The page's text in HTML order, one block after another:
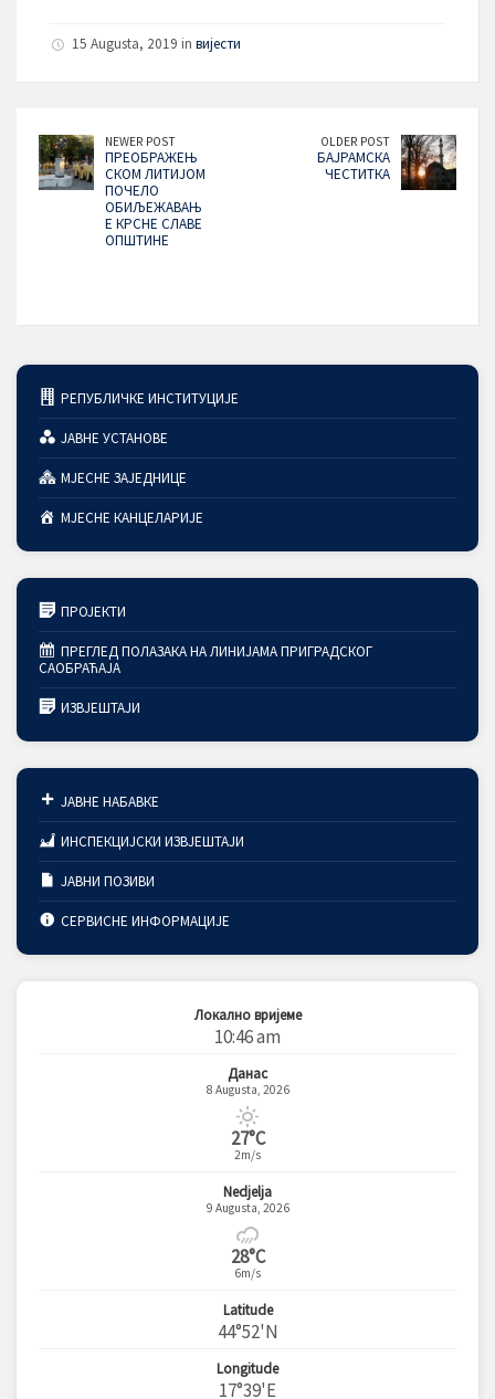
15 Augusta, 2019 in вијести
NEWER POST
ПРЕОБРАЖЕЊ
СКОМ ЛИТИЈОМ
ПОЧЕЛО
ОБИЉЕЖАВАЊ
Е КРСНЕ СЛАВЕ
ОПШТИНЕ
OLDER POST
БАЈРАМСКА
ЧЕСТИТКА
РЕПУБЛИЧКЕ ИНСТИТУЦИЈЕ
ЈАВНЕ УСТАНОВЕ
МЈЕСНЕ ЗАЈЕДНИЦЕ
МЈЕСНЕ КАНЦЕЛАРИЈЕ
ПРОЈЕКТИ
ПРЕГЛЕД ПОЛАЗАКА НА ЛИНИЈАМА ПРИГРАДСКОГ
САОБРАЋАЈА
ИЗВЈЕШТАЈИ
ЈАВНЕ НАБАВКЕ
ИНСПЕКЦИЈСКИ ИЗВЈЕШТАЈИ
ЈАВНИ ПОЗИВИ
СЕРВИСНЕ ИНФОРМАЦИЈЕ
Локално вријеме
10:46 am
Данас
8 Augusta, 2026
27°C
2m/s
Nedjelja
9 Augusta, 2026
28°C
6m/s
Latitude
44°52'N
Longitude
17°39'E